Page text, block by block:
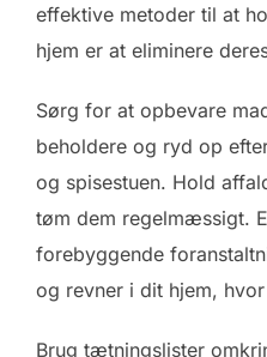
effektive metoder til at
hjem er at eliminere
Sørg for at opbevare
beholdere og ryd op
og spisestuen. Hold
tøm dem regelmæssigt.
forebyggende
og revner i dit hjem,
Brug tætningslister